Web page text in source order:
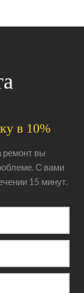
в 10%
ремонт вы
С вами
15 минут.